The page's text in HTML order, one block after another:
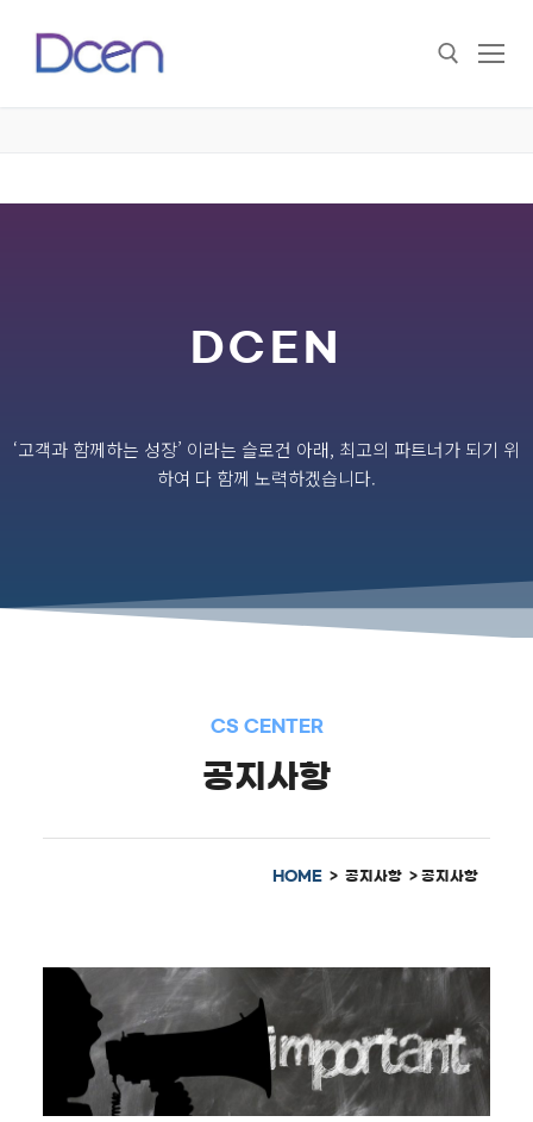
DCEN
‘고객과 함께하는 성장’ 이라는 슬로건 아래, 최고의 파트너가 되기 위
하여 다 함께 노력하겠습니다.
CS CENTER
공지사항
HOME > 공지사항 > 공지사항